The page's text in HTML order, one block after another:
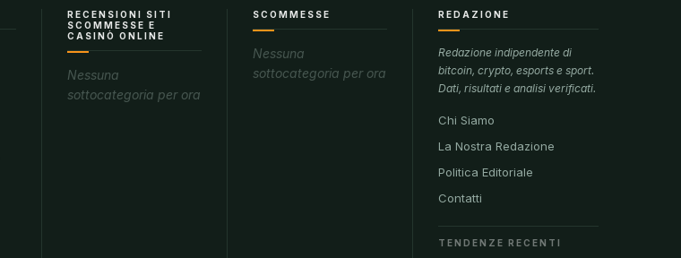
RECENSIONI SITI
SCOMMESSE E
CASINÒ ONLINE
Nessuna
sottocategoria per ora
SCOMMESSE
Nessuna
sottocategoria per ora
REDAZIONE
Redazione indipendente di
bitcoin, crypto, esports e sport.
Dati, risultati e analisi verificati.
Chi Siamo
La Nostra Redazione
Politica Editoriale
Contatti
TENDENZE RECENTI